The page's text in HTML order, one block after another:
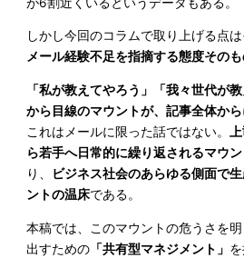
しかし今回のコラムで取り上げる点
メール経験不足を指摘する態度その
「私が教えてやろう」「我々世代が
から目線のマウントが、記事全体から
これはメールに限った話ではない。
ら若手へ日常的に繰り返されるマウ
り、
ビジネス社会のあらゆる側面で
ントの温床である。
本稿では、このマウントの危うさを
出すための 「共有型マネジメント」